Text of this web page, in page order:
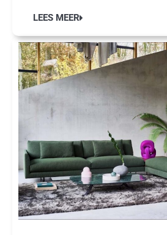
LEES MEER